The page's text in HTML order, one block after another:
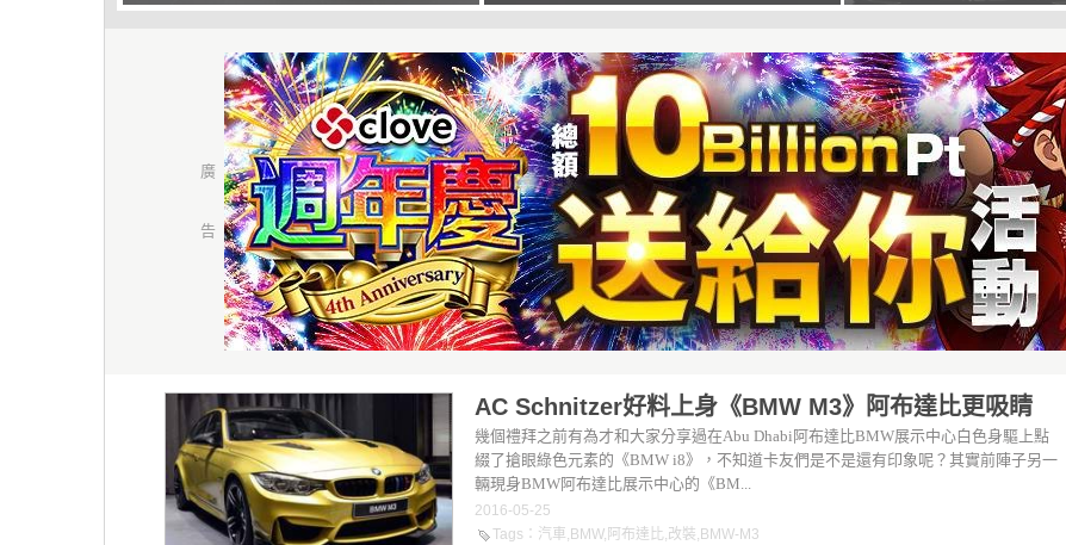
阿布達比BMW展示中心穿上了高調新衣的《BMW
i8》，不知道卡友們是不是還有印象呢？前幾天又
有輛《BMW i8》在阿布達比BMW展示中心穿上了
手改造的上空迷你《Mini Cooper Cabrio》，不知
道卡友們喜不喜翻呢？這回AC Schnitzer又替
《BMW M3》量身打造了裡裡...
AC Schnitzer好料上身《BMW M3》阿布達比更吸睛
幾個禮拜之前有為才和大家分享過在Abu Dhabi阿布達比BMW展示中心白色身驅上點
綴了搶眼綠色元素的《BMW i8》，不知道卡友們是不是還有印象呢？其實前陣子另一
輛現身BMW阿布達比展示中心的《BM...
2016-05-25
Tags ： 汽車, BMW, 阿布達比,改裝, BMW-M3